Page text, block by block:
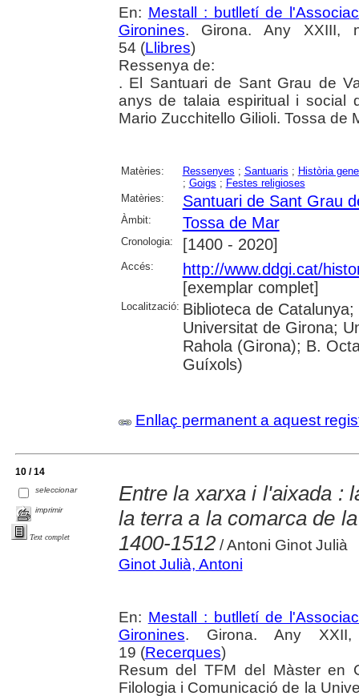
En: Mestall : butlletí de
Gironines. Girona. Any XXIII,
54 (Llibres)
Ressenya de:
. El Santuari de Sant Grau de
anys de talaia espiritual i social
Mario Zucchitello Gilioli. Tossa de
Matèries: Ressenyes ; Santuaris ; Història
; Goigs ; Festes religioses
Matèries:
Santuari de Sant Grau
Àmbit: Tossa de Mar
Cronologia: [1400 - 2020]
Accés:
http://www.ddgi.cat/
[exemplar complet]
Localització: Biblioteca de
Universitat de Girona;
Rahola (Girona); B.
Guíxols)
Enllaç permanent a aquest
10 / 14
seleccionar
imprimir
Text complet
Entre la xarxa i l'aixada :
la terra a la comarca de
1400-1512/ Antoni Ginot Julià
Ginot Julià, Antoni
En: Mestall : butlletí de
Gironines. Girona. Any
19 (Recerques)
Resum del TFM del Màster en
Filologia i Comunicació de la